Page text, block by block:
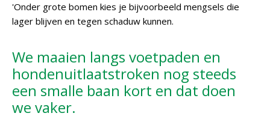
'Onder grote bomen kies je bijvoorbeeld mengsels die
lager blijven en tegen schaduw kunnen.
We maaien langs voetpaden en
hondenuitlaatstroken nog steeds
een smalle baan kort en dat doen
we vaker.